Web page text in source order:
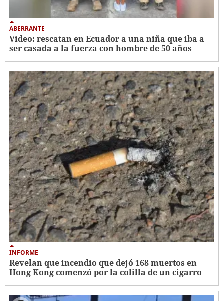
ABERRANTE
Video: rescatan en Ecuador a una niña que iba a
ser casada a la fuerza con hombre de 50 años
INFORME
Revelan que incendio que dejó 168 muertos en
Hong Kong comenzó por la colilla de un cigarro